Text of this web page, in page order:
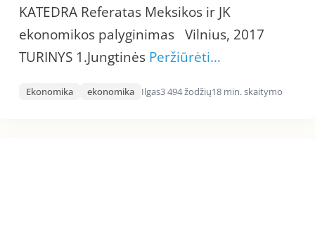
KATEDRA Referatas Meksikos ir JK
ekonomikos palyginimas Vilnius, 2017
TURINYS 1.Jungtinės Peržiūrėti…
Ekonomika ekonomika Ilgas3 494 žodžių18 min. skaitymo